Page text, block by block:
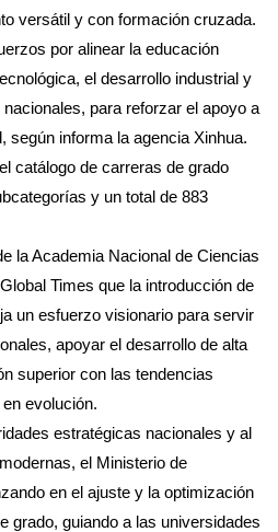
versátil y con formación cruzada.
por alinear la educación
el desarrollo industrial y
para reforzar el apoyo a
según informa la agencia Xinhua.
catálogo de carreras de grado
y un total de 883
la Academia Nacional de Ciencias
Times que la introducción de
un esfuerzo visionario para servir
apoyar el desarrollo de alta
superior con las tendencias
evolución.
estratégicas nacionales y al
el Ministerio de
en el ajuste y la optimización
grado, guiando a las universidades